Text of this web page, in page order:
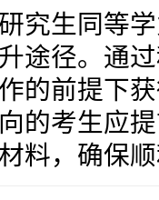
究生同等
途径。通
的前提下
的考生应
料，确保